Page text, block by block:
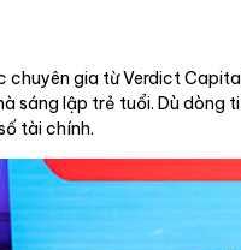
chuyên gia từ Verdict
sáng lập trẻ tuổi. Dù
tài chính.